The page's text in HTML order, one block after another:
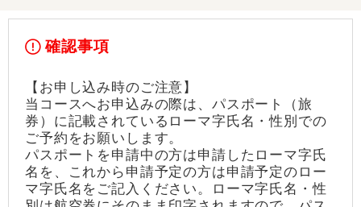
確認事項
【お申し込み時のご注意】
当コースへお申込みの際は、パスポート（旅
券）に記載されているローマ字氏名・性別での
ご予約をお願いします。
パスポートを申請中の方は申請したローマ字氏
名を、これから申請予定の方は申請予定のロー
マ字氏名をご記入ください。ローマ字氏名・性